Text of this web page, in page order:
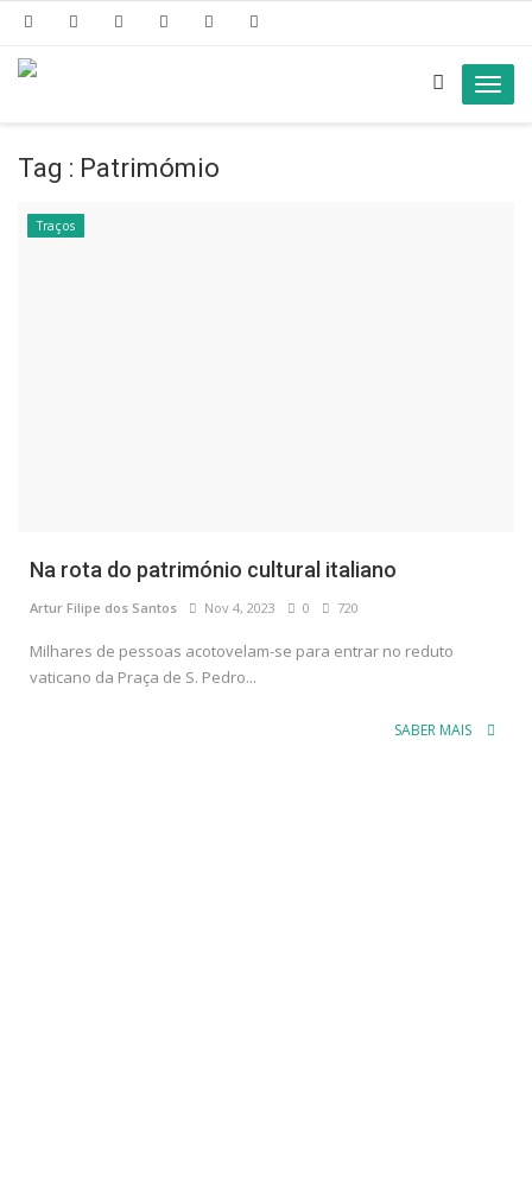
Tag : Patrimómio
Traços
Na rota do património cultural italiano
Artur Filipe dos Santos Nov 4, 2023 0 720
Milhares de pessoas acotovelam-se para entrar no reduto
vaticano da Praça de S. Pedro...
SABER MAIS